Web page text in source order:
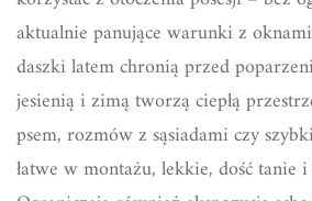
aktualnie panujące warunki z
daszki latem chronią przed
jesienią i zimą tworzą ciepłą
psem, rozmów z sąsiadami czy
łatwe w montażu, lekkie, dość tanie